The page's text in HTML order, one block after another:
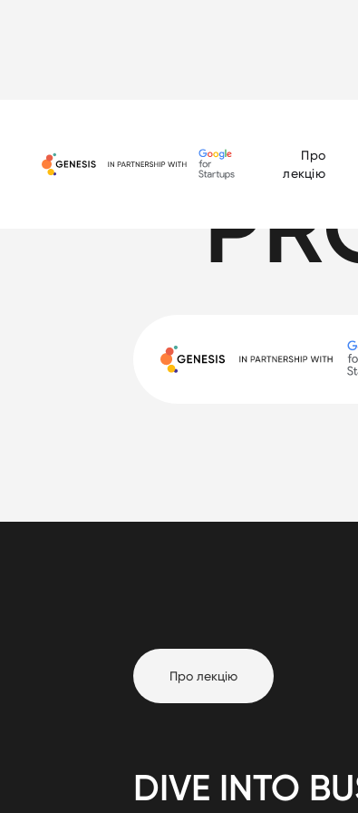
Про
лекцію
Про лекцію
DIVE INTO